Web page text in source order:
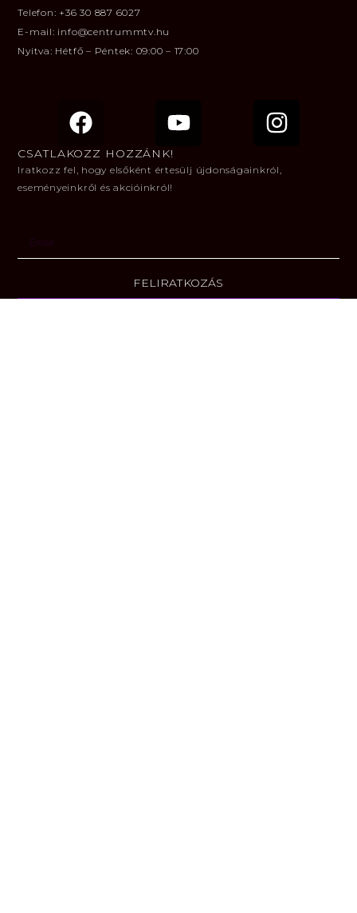
Telefon: ‪+36 30 887 6027‬
E-mail: info@centrummtv.hu
Nyitva: Hétfő – Péntek: 09:00 – 17:00
CSATLAKOZZ HOZZÁNK!
Iratkozz fel, hogy elsőként értesülj újdonságainkról,
eseményeinkről és akcióinkról!
FELIRATKOZÁS